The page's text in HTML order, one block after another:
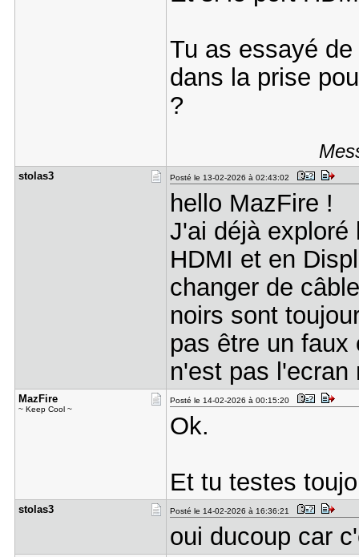
Tu as essayé
dans la prise
?
stolas3 Posté le 13-02-2026 à 02:43:02
hello MazFire !
J'ai déjà exploré
HDMI et en
changer de
noirs sont
pas être un
n'est pas
MazFire
~ Keep Cool ~
Posté le 14-02-2026 à 00:15:20
Ok.
Et tu testes
stolas3 Posté le 14-02-2026 à 16:36:21
oui ducoup car